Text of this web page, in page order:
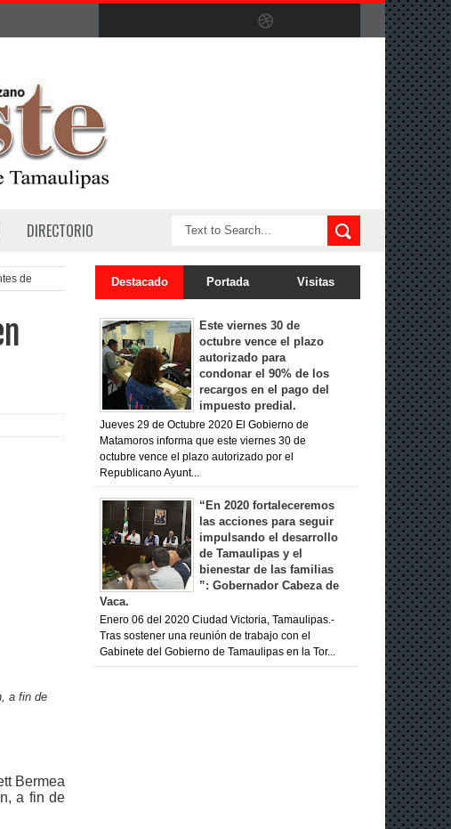
DIRECTORIO
de
a fin de
Bermea
a fin de
Destacado Portada Visitas
Este viernes 30 de
octubre vence el plazo
autorizado para
condonar el 90% de los
recargos en el pago del
impuesto predial.
Jueves 29 de Octubre 2020 El Gobierno de
Matamoros informa que este viernes 30 de
octubre vence el plazo autorizado por el
Republicano Ayunt...
“En 2020 fortaleceremos
las acciones para seguir
impulsando el desarrollo
de Tamaulipas y el
bienestar de las familias
”: Gobernador Cabeza de
Vaca.
Enero 06 del 2020 Ciudad Victoria, Tamaulipas.-
Tras sostener una reunión de trabajo con el
Gabinete del Gobierno de Tamaulipas en la Tor...